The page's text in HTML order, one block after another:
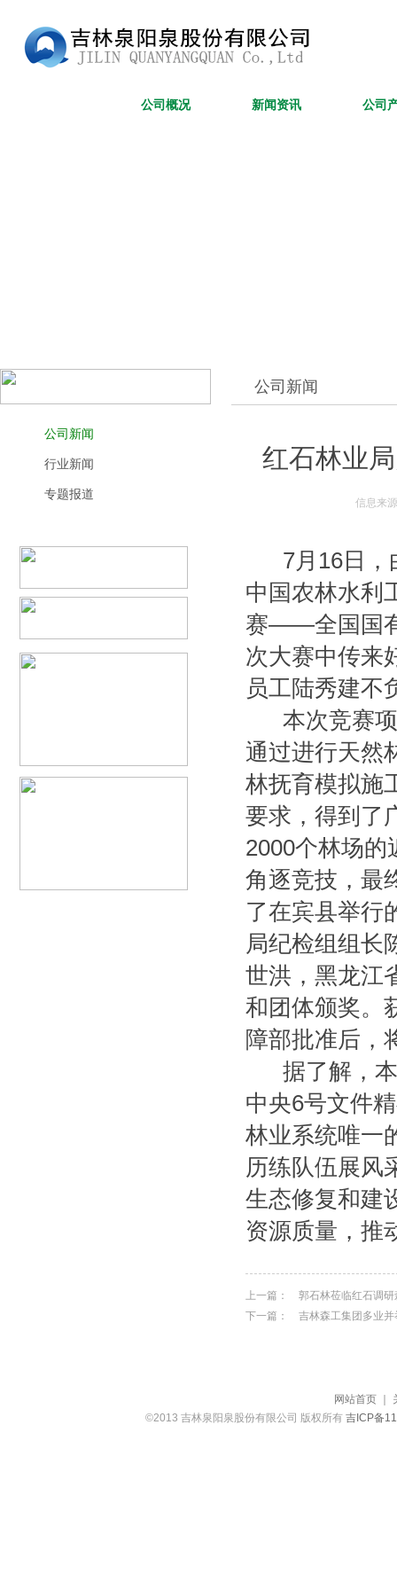
公司概况 新闻资讯 公司
公司新闻
行业新闻
专题报道
公司新闻
红石林业
信息来
7月16日，
中国农林水利
赛——全国国
次大赛中传来
员工陆秀建不
本次竞赛项
通过进行天然
林抚育模拟施
要求，得到了
2000个林场的
角逐竞技，最
了在宾县举行
局纪检组组长
世洪，黑龙江
和团体颁奖。
障部批准后，
据了解，本
中央6号文件
林业系统唯一
历练队伍展风
生态修复和建
资源质量，推
上一篇：
郭石林莅临红石调
下一篇：
吉林森工集团多业
网站首页
©2013 吉林泉阳泉股份有限公司 版权所有吉ICP备